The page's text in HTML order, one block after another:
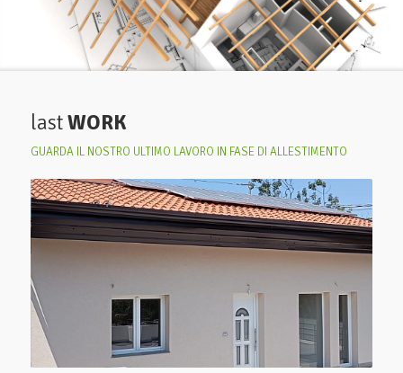
lastWORK
GUARDA IL NOSTRO ULTIMO LAVORO IN FASE DI ALLESTIMENTO